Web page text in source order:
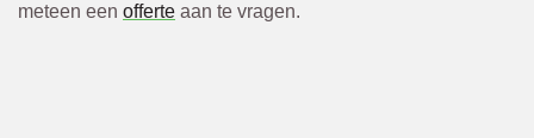
meteen een offerte aan te vragen.